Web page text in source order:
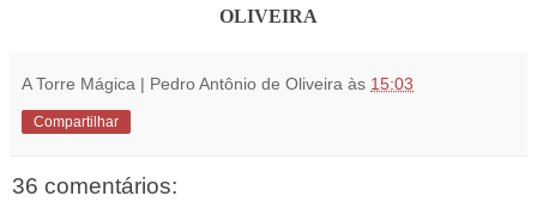
OLIVEIRA
A Torre Mágica | Pedro Antônio de Oliveira às 15:03
Compartilhar
36 comentários: